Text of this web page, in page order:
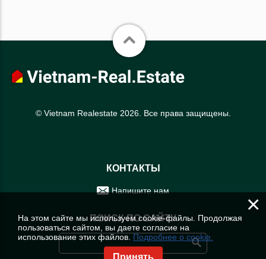
© Vietnam Realestate 2026. Все права защищены.
КОНТАКТЫ
Напишите нам
ПОИСК ПО САЙТУ
×
На этом сайте мы используем cookie-файлы. Продолжая
пользоваться сайтом, вы даете согласие на
использование этих файлов. Подробнее о cookie.
Принять